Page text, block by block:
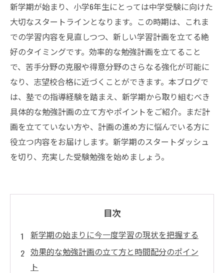
新学期が始まり、小学6年生にとっては中学受験に向けた
大切なスタートラインとなります。この時期は、これま
での学習内容を見直しつつ、新しい学習計画を立てる絶
好のタイミングです。効率的な勉強計画を立てること
で、苦手分野の克服や得意分野のさらなる強化が可能に
なり、志望校合格に近づくことができます。本ブログで
は、塾での指導経験を踏まえ、新学期から取り組むべき
具体的な勉強計画の立て方やポイントをご紹介。まだ計
画を立てていない方や、計画の進め方に悩んでいる方に
役立つ内容をお届けします。新学期のスタートダッシュ
を切り、充実した受験勉強を始めましょう。
目次
新学期の始まりに今一度学習の現状を把握する
効果的な勉強計画の立て方と時間配分のポイン
ト